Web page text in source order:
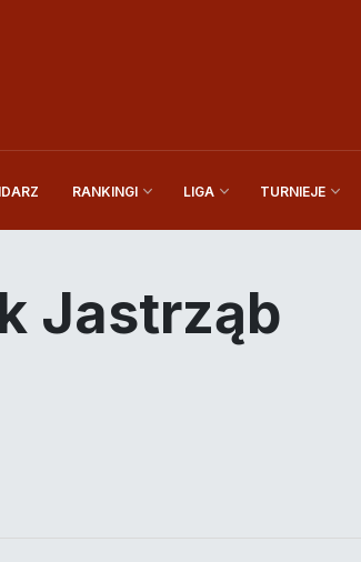
RANKINGI LIGA TURNIEJE
Jastrząb